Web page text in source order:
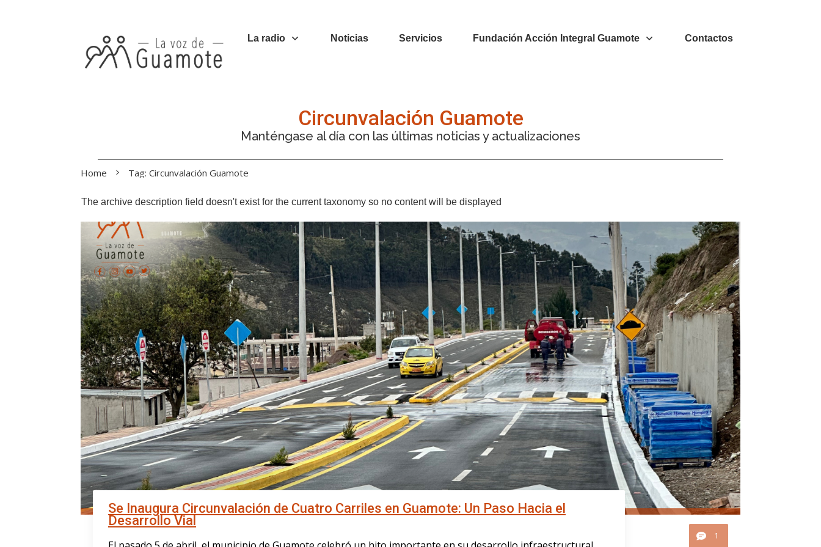
La radio Noticias Servicios Fundación Acción Integral Guamote Contactos
Circunvalación Guamote
Manténgase al día con las últimas noticias y actualizaciones
Home Tag: Circunvalación Guamote
The archive description field doesn't exist for the current taxonomy so no content will be displayed
Se Inaugura Circunvalación de Cuatro Carriles en Guamote: Un Paso Hacia el
Desarrollo Vial
1